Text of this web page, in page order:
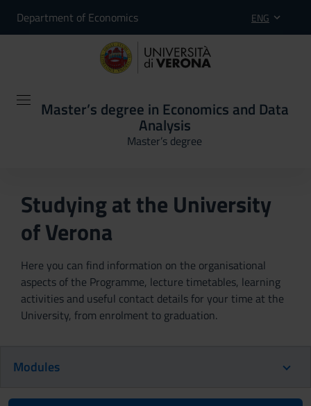
Department of Economics ENG
Master’s degree in Economics and Data
Analysis
Master’s degree
Studying at the University
of Verona
Here you can find information on the organisational
aspects of the Programme, lecture timetables, learning
activities and useful contact details for your time at the
University, from enrolment to graduation.
Modules